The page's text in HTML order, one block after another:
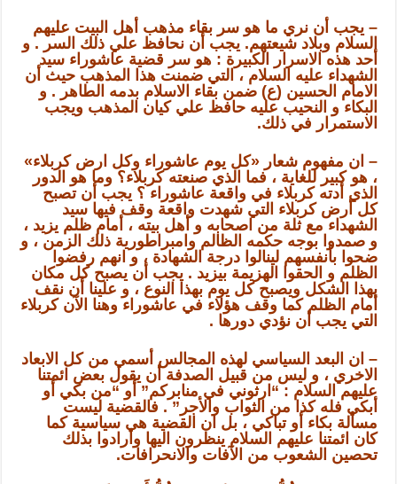
– يجب أن نري ما هو سر بقاء مذهب أهل البيت عليهم
السلام وبلاد شيعتهم. يجب أن نحافظ علي ذلك السر . و
أحد هذه الاسرار الكبيرة : هو سر قضية عاشوراء سيد
الشهداء عليه السلام ، التي ضمنت هذا المذهب حيث أن
الامام الحسين (ع) ضمن بقاء الاسلام بدمه الطاهر . و
البكاء و النحيب عليه حافظ علي كيان المذهب ويجب
الاستمرار في ذلك.
– ان مفهوم شعار «كل يوم عاشوراء وكل ارض كربلاء»
، هو كبير للغاية ، فما الذي صنعته كربلاء؟ وما هو الدور
الذي أدته كربلاء في واقعة عاشوراء ؟ يجب أن تصبح
كل أرض كربلاء التي شهدت واقعة وقف فيها سيد
الشهداء مع ثلة من اصحابه و أهل بيته ، أمام ظلم يزيد ،
و صمدوا بوجه حكمه الظالم وامبراطورية ذلك الزمن ، و
ضحوا بأنفسهم لينالوا درجة الشهادة ، و انهم رفضوا
الظلم و الحقوا الهزيمة بيزيد . يجب أن يصبح كل مكان
بهذا الشكل ويصبح كل يوم بهذا النوع ، و علينا أن نقف
أمام الظلم كما وقف هؤلاء في عاشوراء وهنا الآن كربلاء
التي يجب أن نؤدي دورها .
– ان البعد السياسي لهذه المجالس أسمي من كل الابعاد
الاخري ، و ليس من قبيل الصدفة أن يقول بعض ائمتنا
عليهم السلام : “ارثوني في منابركم” أو “من بكي أو
أبكي فله كذا من الثواب والأجر” . فالقضية ليست
مسألة بكاء أو تباكي ، بل ان القضية هي سياسية كما
كان ائمتنا عليهم السلام ينظرون اليها وأرادوا بذلك
تحصين الشعوب من الآفات والانحرافات.